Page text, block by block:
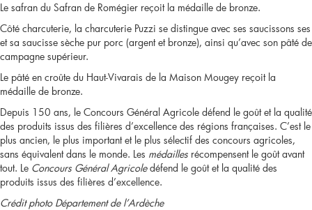
Le safran du Safran de Romégier reçoit la médaille de bronze.
Côté charcuterie, la charcuterie Puzzi se distingue avec ses saucissons ses
et sa saucisse sèche pur porc (argent et bronze), ainsi qu’avec son pâté de
campagne supérieur.
Le pâté en croûte du Haut-Vivarais de la Maison Mougey reçoit la
médaille de bronze.
Depuis 150 ans, le Concours Général Agricole défend le goût et la qualité
des produits issus des filières d’excellence des régions françaises. C’est le
plus ancien, le plus important et le plus sélectif des concours agricoles,
sans équivalent dans le monde. Les médailles récompensent le goût avant
tout. Le Concours Général Agricoledéfend le goût et la qualité des
produits issus des filières d’excellence.
Crédit photo Département de l’Ardèche